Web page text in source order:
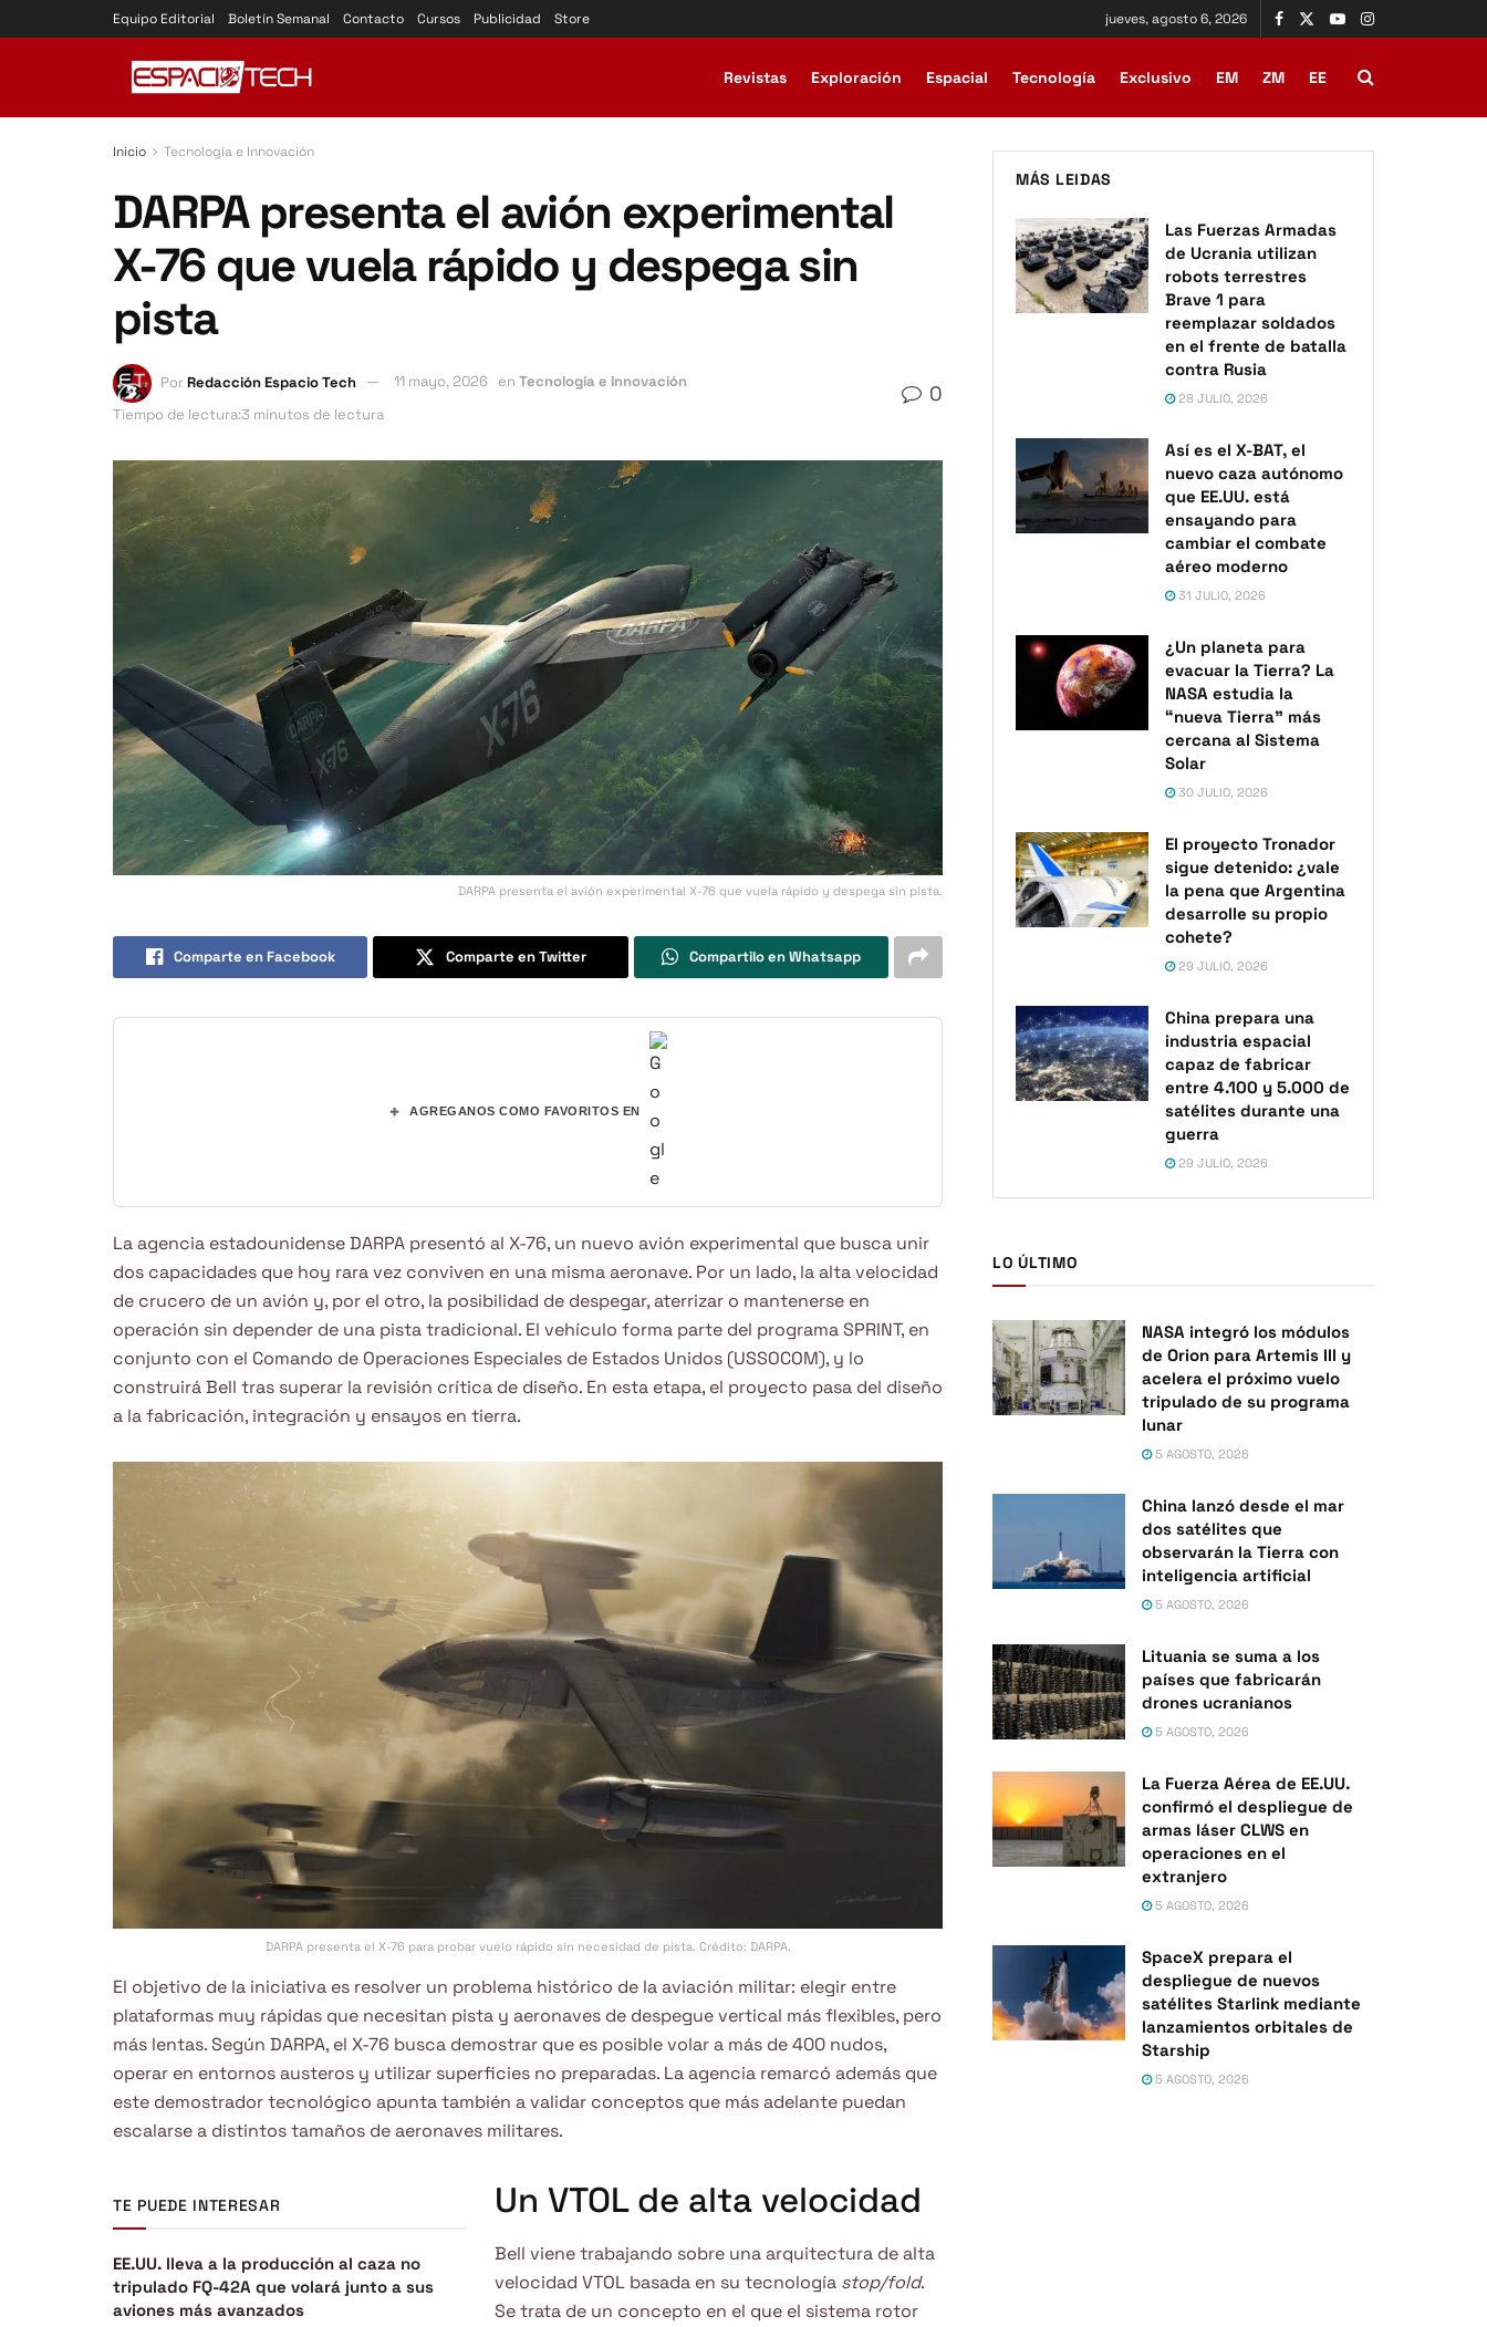
Equipo Editorial Boletín Semanal Contacto Cursos Publicidad Store jueves, agosto 6, 2026
Revistas Exploración Espacial Tecnología Exclusivo EM ZM EE
Inicio Tecnología e Innovación
DARPA presenta el avión experimental
X-76 que vuela rápido y despega sin
pista
PorRedacción Espacio Tech 11 mayo, 2026 en Tecnología e Innovación
Tiempo de lectura:3 minutos de lectura
0
DARPA presenta el avión experimental X-76 que vuela rápido y despega sin pista.
Comparte en Facebook Comparte en Twitter Compartilo en Whatsapp
+ AGREGANOS COMO FAVORITOS EN
La agencia estadounidense DARPA presentó al X-76, un nuevo avión experimental que busca unir
dos capacidades que hoy rara vez conviven en una misma aeronave. Por un lado, la alta velocidad
de crucero de un avión y, por el otro, la posibilidad de despegar, aterrizar o mantenerse en
operación sin depender de una pista tradicional. El vehículo forma parte del programa SPRINT, en
conjunto con el Comando de Operaciones Especiales de Estados Unidos (USSOCOM), y lo
construirá Bell tras superar la revisión crítica de diseño. En esta etapa, el proyecto pasa del diseño
a la fabricación, integración y ensayos en tierra.
DARPA presenta el X-76 para probar vuelo rápido sin necesidad de pista. Crédito: DARPA.
El objetivo de la iniciativa es resolver un problema histórico de la aviación militar: elegir entre
plataformas muy rápidas que necesitan pista y aeronaves de despegue vertical más flexibles, pero
más lentas. Según DARPA, el X-76 busca demostrar que es posible volar a más de 400 nudos,
operar en entornos austeros y utilizar superficies no preparadas. La agencia remarcó además que
este demostrador tecnológico apunta también a validar conceptos que más adelante puedan
escalarse a distintos tamaños de aeronaves militares.
TE PUEDE INTERESAR
EE.UU. lleva a la producción al caza no
tripulado FQ-42A que volará junto a sus
aviones más avanzados
Un VTOL de alta velocidad
Bell viene trabajando sobre una arquitectura de alta
velocidad VTOL basada en su tecnología stop/fold.
Se trata de un concepto en el que el sistema rotor
MÁS LEIDAS
Las Fuerzas Armadas
de Ucrania utilizan
robots terrestres
Brave 1 para
reemplazar soldados
en el frente de batalla
contra Rusia
28 JULIO, 2026
Así es el X-BAT, el
nuevo caza autónomo
que EE.UU. está
ensayando para
cambiar el combate
aéreo moderno
31 JULIO, 2026
¿Un planeta para
evacuar la Tierra? La
NASA estudia la
“nueva Tierra” más
cercana al Sistema
Solar
30 JULIO, 2026
El proyecto Tronador
sigue detenido: ¿vale
la pena que Argentina
desarrolle su propio
cohete?
29 JULIO, 2026
China prepara una
industria espacial
capaz de fabricar
entre 4.100 y 5.000 de
satélites durante una
guerra
29 JULIO, 2026
LO ÚLTIMO
NASA integró los módulos
de Orion para Artemis III y
acelera el próximo vuelo
tripulado de su programa
lunar
5 AGOSTO, 2026
China lanzó desde el mar
dos satélites que
observarán la Tierra con
inteligencia artificial
5 AGOSTO, 2026
Lituania se suma a los
países que fabricarán
drones ucranianos
5 AGOSTO, 2026
La Fuerza Aérea de EE.UU.
confirmó el despliegue de
armas láser CLWS en
operaciones en el
extranjero
5 AGOSTO, 2026
SpaceX prepara el
despliegue de nuevos
satélites Starlink mediante
lanzamientos orbitales de
Starship
5 AGOSTO, 2026